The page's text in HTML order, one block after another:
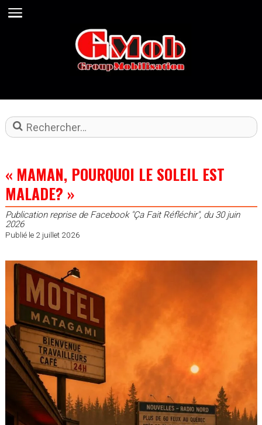
Rechercher
« MAMAN, POURQUOI LE SOLEIL EST
MALADE? »
Publication reprise de Facebook "Ça Fait Réfléchir", du 30 juin
2026
Publié le 2 juillet 2026